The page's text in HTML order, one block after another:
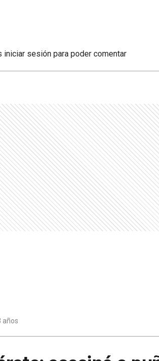
iniciar sesión para poder comentar
años